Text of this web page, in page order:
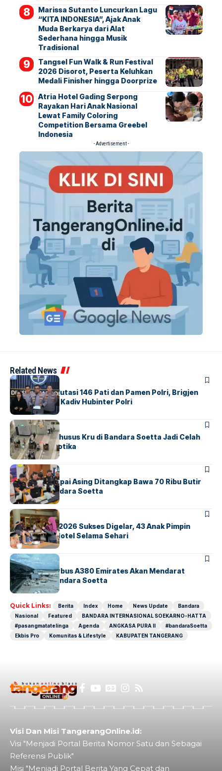
Marissa Sutanto Luncurkan Lagu
“KITA INDONESIA”, Ajak Anak
Muda Berkarya dari Alat
Sederhana hingga Musik
Tradisional
Tangsel Fun Walk & Run Festival
2026 Disorot, Peserta Keluhkan
Medali Finisher hingga Doorprize
Atria Hotel Gading Serpong
Rayakan Hari Anak Nasional
Lewat Family Coloring
Competition Bersama Greebel
Indonesia
- Advertisement -
Related News
BERITA
Mabes Polri Mutasi 146 Pati dan Pamen Polri, Brigjen
Untung Jabat Kadiv Hubinter Polri
BANDARABERITA
Ketika Jalur Khusus Kru di Bandara Soetta Jadi Celah
Sindikat Narkotika
BANDARA BERITA
Kopilot Maskapai Asing Ditangkap Bawa 70 Ribu Butir
Ekstasi di Bandara Soetta
BERITAINDEX
GM For A Day 2026 Sukses Digelar, 43 Anak Pimpin
Operasional Hotel Selama Sehari
BANDARA BERITA
8 Agustus, Airbus A380 Emirates Akan Mendarat
Perdana di Bandara Soetta
Quick Links: Berita Index Home News Update
Bandara
Nasional
Featured
BANDARA INTERNASIONAL SOEKARNO-HATTA
#pasangmatatelinga
Agenda ANGKASA PURA II
#bandaraSoetta
Ekbis Pro
Komunitas & Lifestyle KABUPATEN TANGERANG
Visi Dan Misi TangerangOnline.id:
Visi "Menjadi Portal Berita Nomor Satu dan Sebagai
Referensi Publik"
Misi "Menjadi Portal Berita Yang Cepat dan